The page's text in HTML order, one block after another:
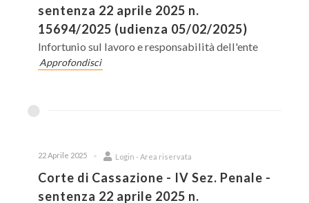
sentenza 22 aprile 2025 n.
15694/2025 (udienza 05/02/2025)
Infortunio sul lavoro e responsabilità dell'ente
Approfondisci
22 Aprile 2025 Login - Area riservata
Corte di Cassazione - IV Sez. Penale -
sentenza 22 aprile 2025 n.